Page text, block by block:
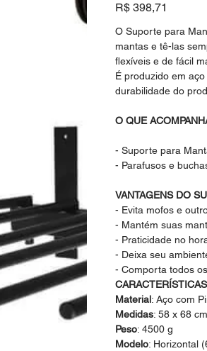
Preço
R$ 398,71
O Suporte para
mantas e tê-las
flexíveis e de fácil
É produzido em
durabilidade do
O QUE
- Suporte para
- Parafusos e
VANTAGENS DO
- Evita mofos e
- Mantém suas
- Praticidade no
- Deixa seu
- Comporta todos
Material: Aço com
Medidas: 58 x 68 cm
Peso: 4500 g
Modelo: Horizontal